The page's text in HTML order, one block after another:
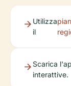
Utilizza
il
Scarica
interattive.